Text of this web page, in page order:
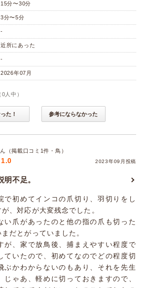
15分〜30分
3分〜5分
-
近所にあった
-
2026年07月
0 人中）
た！ 参考にならなかった
（掲載口コミ1件・鳥）
2023年09月投稿
1.0
明不足。
で初めてインコの爪切り、羽切りをし
、対応が大変残念でした。
い爪があったのと他の指の爪も切った
だとがっていました。
が、家で放鳥後、捕まえやすい程度で
ていたので、初めてなのでどの程度切
ぶかわからないのもあり、それを先生
じゃあ、軽めに切っておきますので、